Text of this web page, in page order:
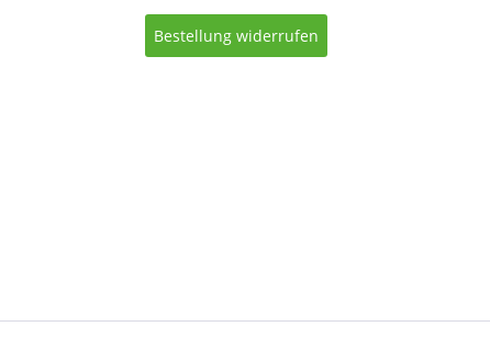
Bestellung widerrufen